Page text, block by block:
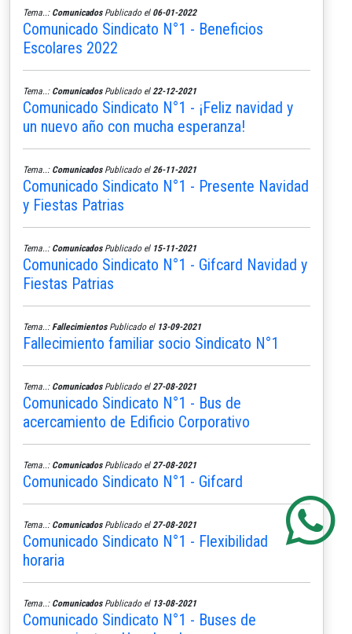
Tema..: ComunicadosPublicado el 06-01-2022
Comunicado Sindicato N°1 - Beneficios
Escolares 2022
Tema..: ComunicadosPublicado el 22-12-2021
Comunicado Sindicato N°1 - ¡Feliz navidad y
un nuevo año con mucha esperanza!
Tema..: ComunicadosPublicado el 26-11-2021
Comunicado Sindicato N°1 - Presente Navidad
y Fiestas Patrias
Tema..: ComunicadosPublicado el 15-11-2021
Comunicado Sindicato N°1 - Gifcard Navidad y
Fiestas Patrias
Tema..: FallecimientosPublicado el 13-09-2021
Fallecimiento familiar socio Sindicato N°1
Tema..: ComunicadosPublicado el 27-08-2021
Comunicado Sindicato N°1 - Bus de
acercamiento de Edificio Corporativo
Tema..: ComunicadosPublicado el 27-08-2021
Comunicado Sindicato N°1 - Gifcard
Tema..: ComunicadosPublicado el 27-08-2021
Comunicado Sindicato N°1 - Flexibilidad
horaria
Tema..: ComunicadosPublicado el 13-08-2021
Comunicado Sindicato N°1 - Buses de